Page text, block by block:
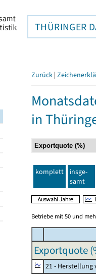
THÜRINGER
Zurück |
in
komplett
insge-
samt
Betriebe mit 50 und
Exportquote
21 - Herstellung